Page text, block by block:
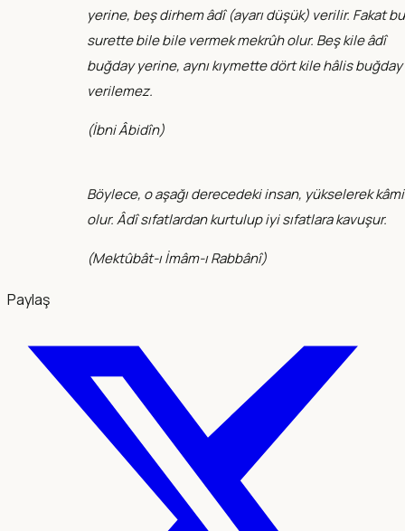
yerine, beş dirhem âdî (ayarı düşük) verilir. Fakat bu
surette bile bile vermek mekrûh olur. Beş kile âdî
buğday yerine, aynı kıymette dört kile hâlis buğday
verilemez.
(İbni Âbidîn)
Böylece, o aşağı derecedeki insan, yükselerek
olur. Âdî sıfatlardan kurtulup iyi sıfatlara kavuşur.
(Mektûbât-ı İmâm-ı Rabbânî)
Paylaş